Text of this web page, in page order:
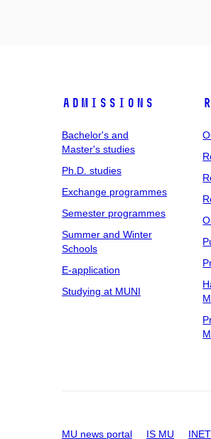
Admissions
Bachelor's and
Master's studies
Ph.D. studies
Exchange programmes
Semester programmes
Summer and Winter
Schools
E-application
Studying at MUNI
MU news portal IS MU